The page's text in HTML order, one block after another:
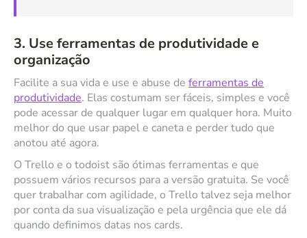
3. Use ferramentas de produtividade e
organização
Facilite a sua vida e use e abuse de ferramentas de
produtividade. Elas costumam ser fáceis, simples e você
pode acessar de qualquer lugar em qualquer hora. Muito
melhor do que usar papel e caneta e perder tudo que
anotou até agora.
O Trello e o todoist são ótimas ferramentas e que
possuem vários recursos para a versão gratuita. Se você
quer trabalhar com agilidade, o Trello talvez seja melhor
por conta da sua visualização e pela urgência que ele dá
quando definimos datas nos cards.